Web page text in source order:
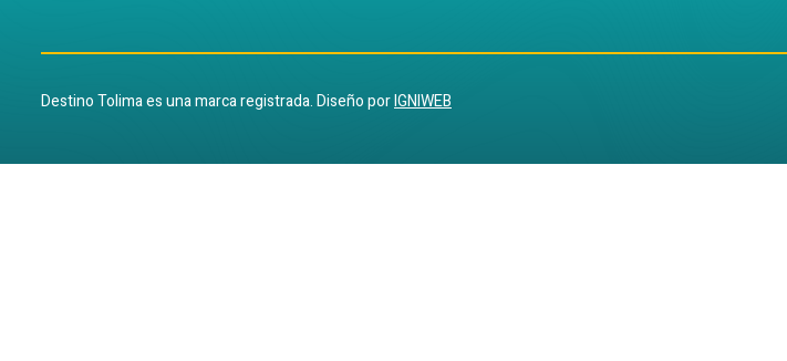
Destino Tolima es una marca registrada. Diseño porIGNIWEB